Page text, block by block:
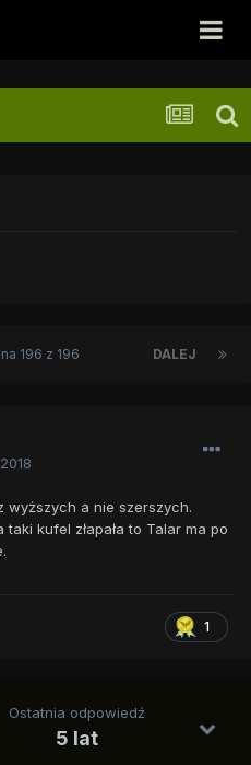
DALEJ
196 z 196
wyższych a nie szerszych.
kufel złapała to Talar ma po
1
Ostatnia odpowiedź
5 lat